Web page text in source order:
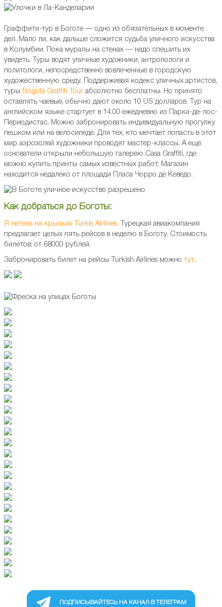
Граффити-тур в Боготе — одно из обязательных в моменте
дел. Мало ли, как дальше сложится судьба уличного искусства
в Колумбии. Пока муралы на стенах — надо спешить их
увидеть. Туры водят уличные художники, антропологи и
политологи, непосредственно вовлеченные в городскую
художественную среду. Поддерживая кодекс уличных артистов,
туры Bogotá Graffiti Tour абсолютно бесплатны. Но принято
оставлять чаевые, обычно дают около 10 US долларов. Тур на
английском языке стартует в 14.00 ежедневно из Парка-де-лос-
Периодистас. Можно забронировать индивидуальную прогулку
пешком или на велосипеде. Для тех, кто мечтает попасть в этот
мир аэрозолей художники проводят мастер-классы. А еще
основатели открыли небольшую галерею Casa Graffiti, где
можно купить принты самых известных работ. Магазин
находится недалеко от площади Пласа Чорро де Кеведо.
Как добраться до Боготы:
Я летела на крыльях Turkis Airlines. Турецкая авиакомпания
предлагает целых пять рейсов в неделю в Боготу. Стоимость
билетов: от 68000 рублей.
Забронировать билет на рейсы Turkish Airlines можно тут.
ПОДПИСЫВАЙТЕСЬ НА КАНАЛ В ТЕЛЕГРАМ